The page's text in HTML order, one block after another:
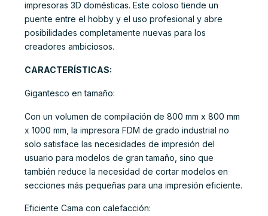
impresoras 3D domésticas. Este coloso tiende un
puente entre el hobby y el uso profesional y abre
posibilidades completamente nuevas para los
creadores ambiciosos.
CARACTERÍSTICAS:
Gigantesco en tamaño:
Con un volumen de compilación de 800 mm x 800 mm
x 1000 mm, la impresora FDM de grado industrial no
solo satisface las necesidades de impresión del
usuario para modelos de gran tamaño, sino que
también reduce la necesidad de cortar modelos en
secciones más pequeñas para una impresión eficiente.
Eficiente Cama con calefacción: